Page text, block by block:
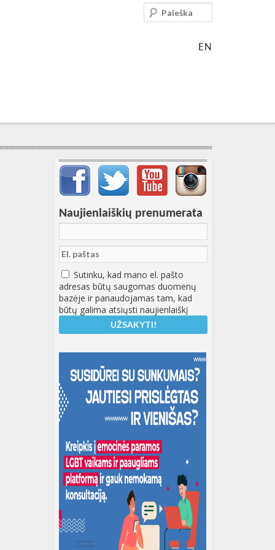
EN
Paieška
Svarbių įrašų meniu
Naujienlaiškių prenumerata
Sutinku, kad mano el. pašto
adresas būtų saugomas duomenų
bazėje ir panaudojamas tam, kad
būtų galima atsiųsti naujienlaiškį